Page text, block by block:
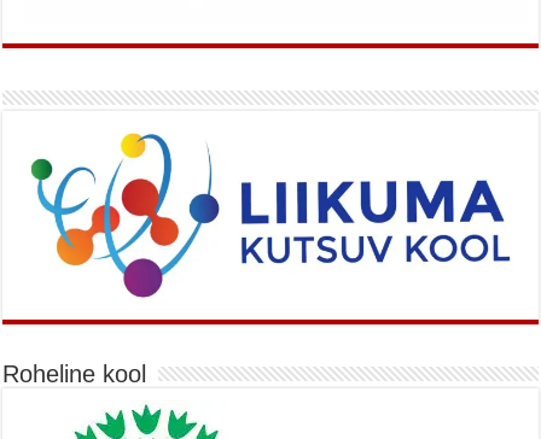
Roheline kool